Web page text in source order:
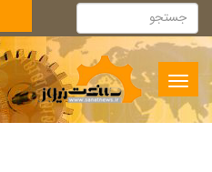
Toggle
navigation